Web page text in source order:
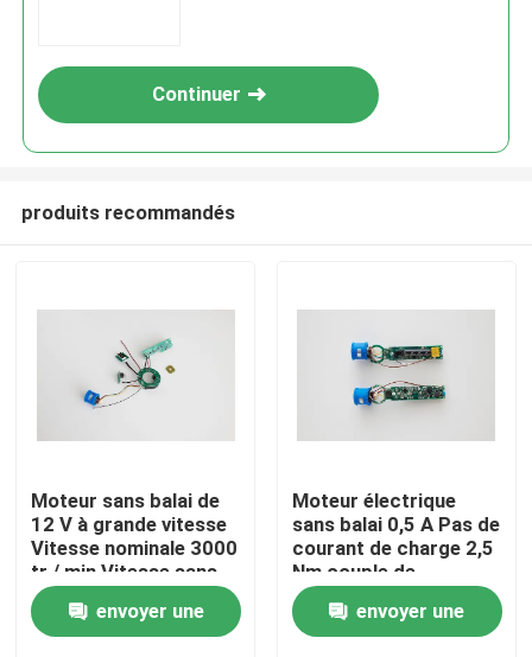
Continuer
produits recommandés
Moteur sans balai de
12 V à grande vitesse
Vitesse nominale 3000
tr / min Vitesse sans
charge 4000 tr / min
envoyer une
Moteur électrique
sans balai 0,5 A Pas de
courant de charge 2,5
Nm couple de
démarrage 3000
tr/min Vitesse
nominale
envoyer une